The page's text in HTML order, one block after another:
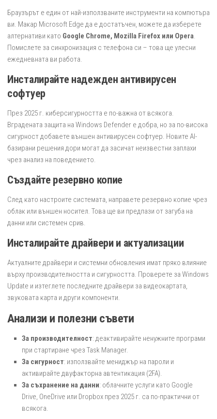
Браузърът е един от най-използваните инструменти на компютъра
ви. Макар Microsoft Edge да е достатъчен, можете да изберете
алтернативи като Google Chrome, Mozilla Firefox или Opera.
Помислете за синхронизация с телефона си – това ще улесни
ежедневната ви работа.
Инсталирайте надежден антивирусен
софтуер
През 2025 г. киберсигурността е по-важна от всякога.
Вградената защита на Windows Defender е добра, но за по-висока
сигурност добавете външен антивирусен софтуер. Новите AI-
базирани решения дори могат да засичат неизвестни заплахи
чрез анализ на поведението.
Създайте резервно копие
След като настроите системата, направете резервно копие чрез
облак или външен носител. Това ще ви предпази от загуба на
данни или системен срив.
Инсталирайте драйвери и актуализации
Актуалните драйвери и системни обновления имат пряко влияние
върху производителността и сигурността. Проверете за Windows
Update и изтеглете последните драйвери за видеокартата,
звуковата карта и други компоненти.
Анализи и полезни съвети
За производителност: деактивирайте ненужните програми
при стартиране чрез Task Manager.
За сигурност: използвайте мениджър на пароли и
активирайте двуфакторна автентикация (2FA).
За съхранение на данни: облачните услуги като Google
Drive, OneDrive или Dropbox през 2025 г. са по-практични от
всякога.